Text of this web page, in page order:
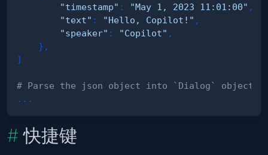
"timestamp" : "May 1, 2023 11:01:00" ,
"text" : "Hello, Copilot!" ,
"speaker" : "Copilot" ,
} ,
]
# Parse the json object into `Dialog` object
. . .
快捷键